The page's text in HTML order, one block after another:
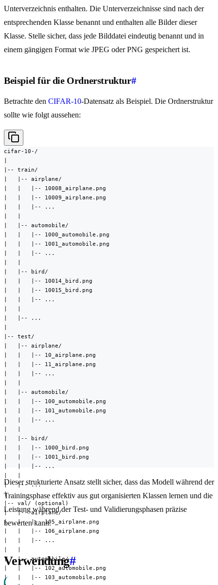
Unterverzeichnis enthalten. Die Unterverzeichnisse sind nach der
entsprechenden Klasse benannt und enthalten alle Bilder dieser
Klasse. Stelle sicher, dass jede Bilddatei eindeutig benannt und in
einem gängigen Format wie JPEG oder PNG gespeichert ist.
Beispiel für die Ordnerstruktur#
Betrachte den CIFAR-10-Datensatz als Beispiel. Die Ordnerstruktur
sollte wie folgt aussehen:
cifar-10-/
|-- train/
|   |-- airplane/
|   |   |-- 10008_airplane.png
|   |   |-- 10009_airplane.png
|   |   |-- ...
|   |-- automobile/
|   |   |-- 1000_automobile.png
|   |   |-- 1001_automobile.png
|   |   |-- ...
|   |-- bird/
|   |   |-- 10014_bird.png
|   |   |-- 10015_bird.png
|   |   |-- ...
|   |-- ...
|-- test/
|   |-- airplane/
|   |   |-- 10_airplane.png
|   |   |-- 11_airplane.png
|   |   |-- ...
|   |-- automobile/
|   |   |-- 100_automobile.png
|   |   |-- 101_automobile.png
|   |   |-- ...
|   |-- bird/
|   |   |-- 1000_bird.png
|   |   |-- 1001_bird.png
|   |   |-- ...
|   |-- ...
|
|-- val/ (optional)
|   |-- airplane/
|   |   |-- 105_airplane.png
|   |   |-- 106_airplane.png
|   |   |-- ...
|   |-- automobile/
|   |   |-- 102_automobile.png
|   |   |-- 103_automobile.png
Dieser strukturierte Ansatz stellt sicher, dass das Modell während der
Trainingsphase effektiv aus gut organisierten Klassen lernen und die
Leistung während der Test- und Validierungsphasen präzise
bewerten kann.
Verwendung#